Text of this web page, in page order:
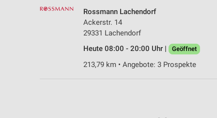
Rossmann Lachendorf
Ackerstr. 14
29331 Lachendorf
Heute 08:00 - 20:00 Uhr |
Geöffnet
213,79 km • Angebote: 3 Prospekte